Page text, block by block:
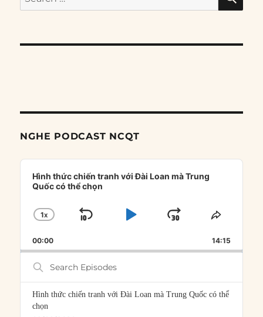
for:
NGHE PODCAST NCQT
Audio
Player
Hình thức chiến tranh với Đài Loan mà Trung
Quốc có thể chọn
CHANGE
RATE
1X
SKIP
PLAYJUMP
FORWARD
SHARE
00:00 14:15
Search
Episodes
Hình thức chiến tranh với Đài Loan mà Trung Quốc có thể
chọn